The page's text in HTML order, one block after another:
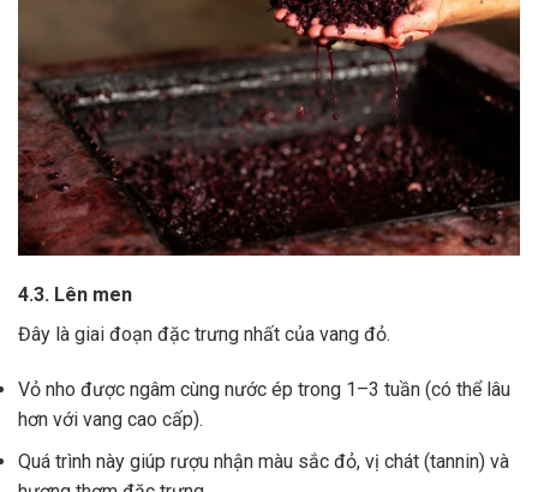
4.3. Lên men
Đây là giai đoạn đặc trưng nhất của vang đỏ.
Vỏ nho được ngâm cùng nước ép trong 1–3 tuần (có thể lâu
hơn với vang cao cấp).
Quá trình này giúp rượu nhận màu sắc đỏ, vị chát (tannin) và